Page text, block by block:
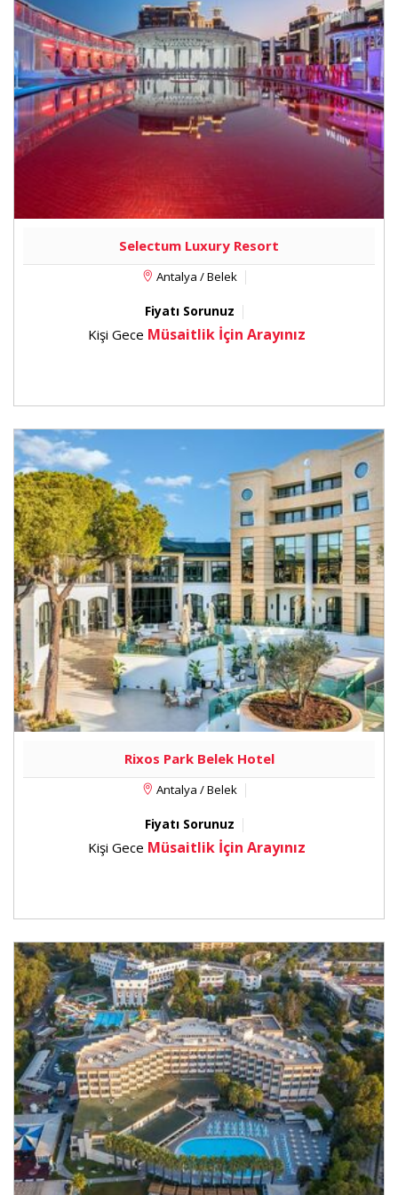
Yatak Odalı, Royal Suite İki Yatak Odalı, Albatross
Villa İki Yatak Odalı, Albatross Villa Üç Yatak Odalı,
Presidential Villa, Owner Villa ve King Suite Oda tipleri
için uygulanır.
Sunlit Beach alanında uretilen dondurma servisi,
Otaku A la Carte Restaurant ve Gastro by Alfredo
Bueno Steak House rezervasyonlu
ve ücretli;Restoranlar Sokağı'nda yer alan a la carte
rezervasyonsuz ve ücretsiz olarak hizmet
veriyor. Royal Villa Restaurant'ta, villa misafirleri için
menü ücretli. Tüm ücretli A la Carte Restoranlar 19.00
- 22.00 saatleri arasında hizmet vermektedir.Tüm
barlardaki içecekler cam şişede (orijinal kutusu
tetrapak olanlar hariç) sunuluyor. Yaz sezonunda
havuz çevresi ve sahilde mevsim meyveleri ikramı
yapılıyor. Tesisin belirlemiş olduğu bazı alanlarda ve
saat dilimleri arasında, (ücretsiz; Mövenpick
dondurma çeşitleri) ev yapımı dondurma çeşitleri de
ücretsiz olarak tesisimizde sunuluyor. Havuz ve
sahilde ise şezlonga içecek servisi veriliyor. Oda
servisi hizmeti, 24 saat süresince ücretli olarak
mevcut (Laguna Duplex Suite, Royal Suite 1 ve 2
Yatak Odalı, Albatross Villa 2 ve 3 Yatak Odalı,
Presidential Villa, Owner Villa ve King Suite Oda
kategorileri için geçerlidir).
Tesiste şeker hastalarına uygun, vegan ve glütensiz
yiyecek ve içecekler, misafirlerin talebi doğrultusunda
saatleri içinde olmak koşulu ile istedikleri restoranda
Restoranlar Twenty 4 A la Carte Restaurant (24 saat açık -
(Ücretli - rezervasyonlu) Royal Villa A la Carte Restaurant
Seçmeli Menü
Bueno Steak House A la Carte Restaurant (Ücretli -
rezervasyonlu) Otaku A la Carte Restaurant - Teppanyaki
(Ücretli - rezervasyonlu) Marsea A la Carte Restaurant
(Balık Restoranı - rezervasyonsuz) Medigusto A la Carte
Restaurant (İtalyan Mutfağı - rezervasyonsuz) Baharaat A
la Carte Restaurant (Rezervasyonsuz) Hizmet Saatleri
Yiyecek Hizmet Saatleri
06.00-12.00 A la Carte Kahvaltı (Twenty 4 A la Carte
Selectum Luxury Resort
Antalya / Belek
Fiyatı Sorunuz
Kişi Gece Müsaitlik İçin Arayınız
Rixos Park Belek Hotel
Antalya / Belek
Fiyatı Sorunuz
Kişi Gece Müsaitlik İçin Arayınız